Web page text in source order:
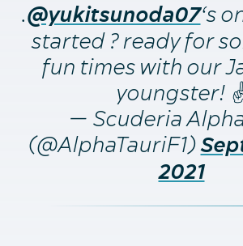
.@yukitsunoda07‘s
started ? ready for
fun times with our
youngster!
— Scuderia
(@AlphaTauriF1)
2021